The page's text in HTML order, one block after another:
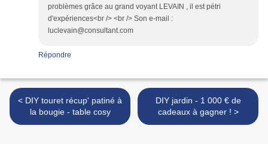
problèmes grâce au grand voyant LEVAIN , il est pétri
d'expériences<br /> <br /> Son e-mail :
luclevain@consultant.com
Répondre
< DIY touret récup' patiné à
la bougie - table cosy
DIY jardin - 1 000 € de
cadeaux à gagner ! >